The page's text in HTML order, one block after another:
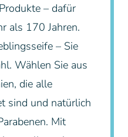
– dafür
als 170 Jahren.
– Sie
Wählen Sie aus
die alle
sind und natürlich
Mit